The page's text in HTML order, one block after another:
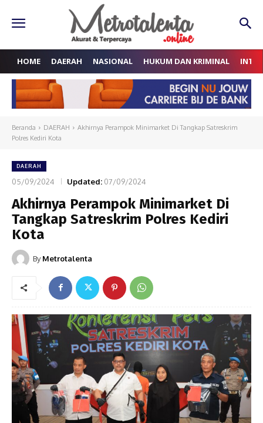
HOME DAERAH NASIONAL HUKUM DAN KRIMINAL
Beranda DAERAH
Akhirnya Perampok Minimarket Di Tangkap Satreskrim
Polres Kediri Kota
DAERAH
05/09/2024 Updated: 07/09/2024
Akhirnya Perampok Minimarket Di
Tangkap Satreskrim Polres Kediri
Kota
By Metrotalenta